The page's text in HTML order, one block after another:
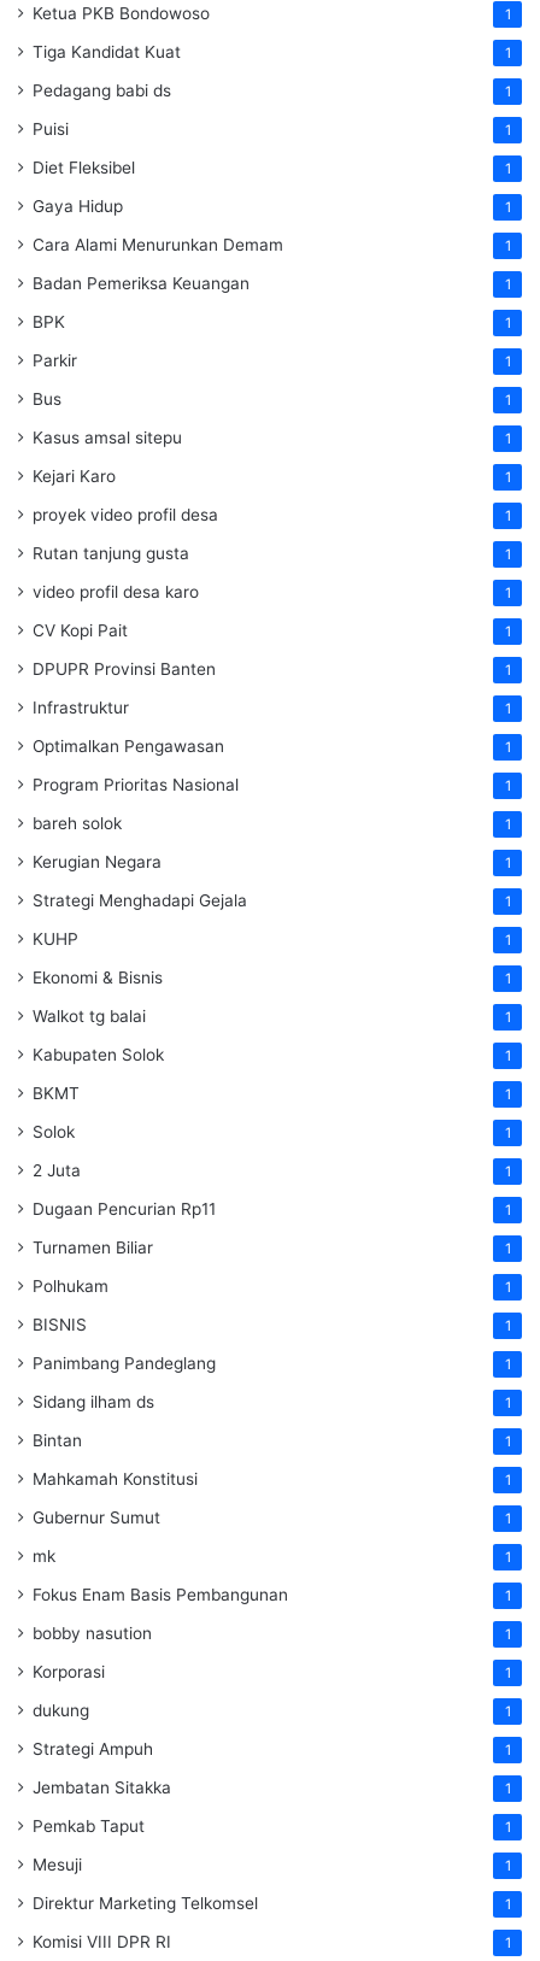
Ketua PKB Bondowoso 1
Tiga Kandidat Kuat 1
Pedagang babi ds 1
Puisi 1
Diet Fleksibel 1
Gaya Hidup 1
Cara Alami Menurunkan Demam 1
Badan Pemeriksa Keuangan 1
BPK 1
Parkir 1
Bus 1
Kasus amsal sitepu 1
Kejari Karo 1
proyek video profil desa 1
Rutan tanjung gusta 1
video profil desa karo 1
CV Kopi Pait 1
DPUPR Provinsi Banten 1
Infrastruktur 1
Optimalkan Pengawasan 1
Program Prioritas Nasional 1
bareh solok 1
Kerugian Negara 1
Strategi Menghadapi Gejala 1
KUHP 1
Ekonomi & Bisnis 1
Walkot tg balai 1
Kabupaten Solok 1
BKMT 1
Solok 1
2 Juta 1
Dugaan Pencurian Rp11 1
Turnamen Biliar 1
Polhukam 1
BISNIS 1
Panimbang Pandeglang 1
Sidang ilham ds 1
Bintan 1
Mahkamah Konstitusi 1
Gubernur Sumut 1
mk 1
Fokus Enam Basis Pembangunan 1
bobby nasution 1
Korporasi 1
dukung 1
Strategi Ampuh 1
Jembatan Sitakka 1
Pemkab Taput 1
Mesuji 1
Direktur Marketing Telkomsel 1
Komisi VIII DPR RI 1